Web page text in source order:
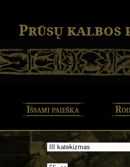
Prūsų kalbos
Išsami paieška